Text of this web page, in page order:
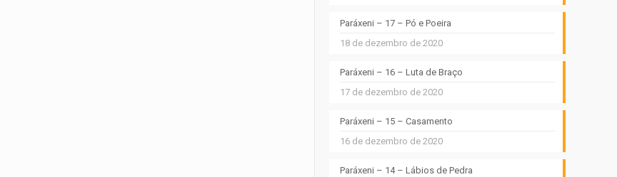
Paráxeni – 17 – Pó e Poeira
18 de dezembro de 2020
Paráxeni – 16 – Luta de Braço
17 de dezembro de 2020
Paráxeni – 15 – Casamento
16 de dezembro de 2020
Paráxeni – 14 – Lábios de Pedra